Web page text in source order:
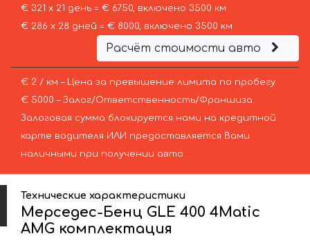
€ 321 х 21 день = € 6750, включено 3500 км
€ 286 х 28 дней = € 8000, включено 3500 км
Расчёт стоимости авто
€ 2 / км – Цена за превышение лимита по пробегу
€ 5000 – Залог/Ответственность/Франшиза.
Залоговая сумма блокируется нами на кредитной
карте водителя ИЛИ предоставляется Вами
наличными при получении авто.
Технические характеристики
Мерседес-Бенц GLE 400 4Matic
AMG комплектация